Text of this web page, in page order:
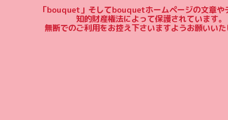
「bouquet」そしてbouquetホームページの文章や
知的財産権法によって保護されています。
無断でのご利用をお控え下さいますようお願いいた